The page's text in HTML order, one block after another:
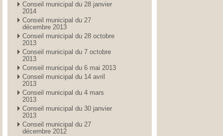
Conseil municipal du 28 janvier
2014
Conseil municipal du 27
décembre 2013
Conseil municipal du 28 octobre
2013
Conseil municipal du 7 octobre
2013
Conseil municipal du 6 mai 2013
Conseil municipal du 14 avril
2013
Conseil municipal du 4 mars
2013
Conseil municipal du 30 janvier
2013
Conseil municipal du 27
décembre 2012